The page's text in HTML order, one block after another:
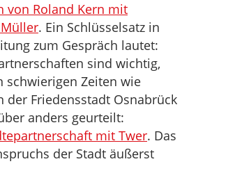
von Roland Kern mit
. Ein Schlüsselsatz in
zum Gespräch lautet:
sind wichtig,
schwierigen Zeiten wie
der Friedensstadt Osnabrück
anders geurteilt:
mit Twer. Das
der Stadt äußerst